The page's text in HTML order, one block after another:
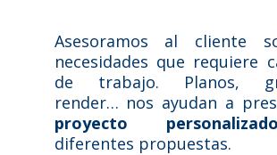
Asesoramos al cliente
necesidades que requiere
de trabajo. Planos,
render… nos ayudan a
proyecto
diferentes propuestas.